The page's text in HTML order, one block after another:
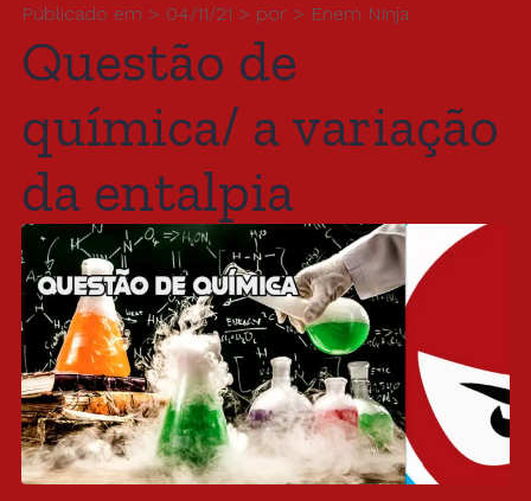
Públicado em > 04/11/21 > por > Enem Ninja
Questão de
química/ a variação
da entalpia